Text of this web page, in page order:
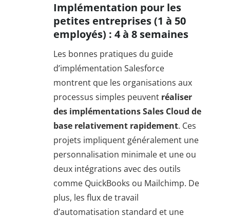
Implémentation pour les
petites entreprises (1 à 50
employés) : 4 à 8 semaines
Les bonnes pratiques du guide
d’implémentation Salesforce
montrent que les organisations aux
processus simples peuvent réaliser
des implémentations Sales Cloud de
base relativement rapidement. Ces
projets impliquent généralement une
personnalisation minimale et une ou
deux intégrations avec des outils
comme QuickBooks ou Mailchimp. De
plus, les flux de travail
d’automatisation standard et une